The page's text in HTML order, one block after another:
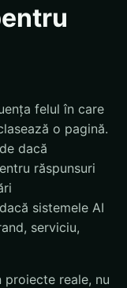
felul în care
o pagină.
dacă
răspunsuri
sistemele AI
serviciu,
proiecte reale, nu